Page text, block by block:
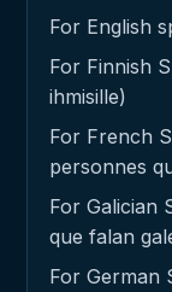
For English
For Finnish
ihmisille)
For French
personnes
For Galician
que falan
For German